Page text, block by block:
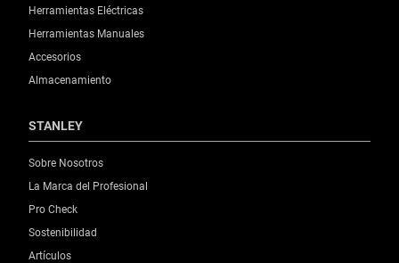
Herramientas Eléctricas
Herramientas Manuales
Accesorios
Almacenamiento
STANLEY
Sobre Nosotros
La Marca del Profesional
Pro Check
Sostenibilidad
Artículos